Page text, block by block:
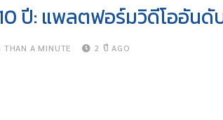
ปี: แพลตฟอร์มวิดีโออันดับ
THAN A MINUTE 2 ปี AGO